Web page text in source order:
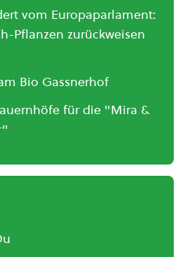
vom Europaparlament:
Pflanzen zurückweisen
Bio Gassnerhof
für die "Mira &